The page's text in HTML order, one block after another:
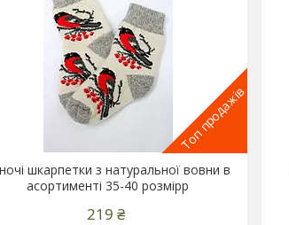
Топ продажів
шкарпетки з натуральної вовни в
асортименті 35-40 розмірр
219 ₴